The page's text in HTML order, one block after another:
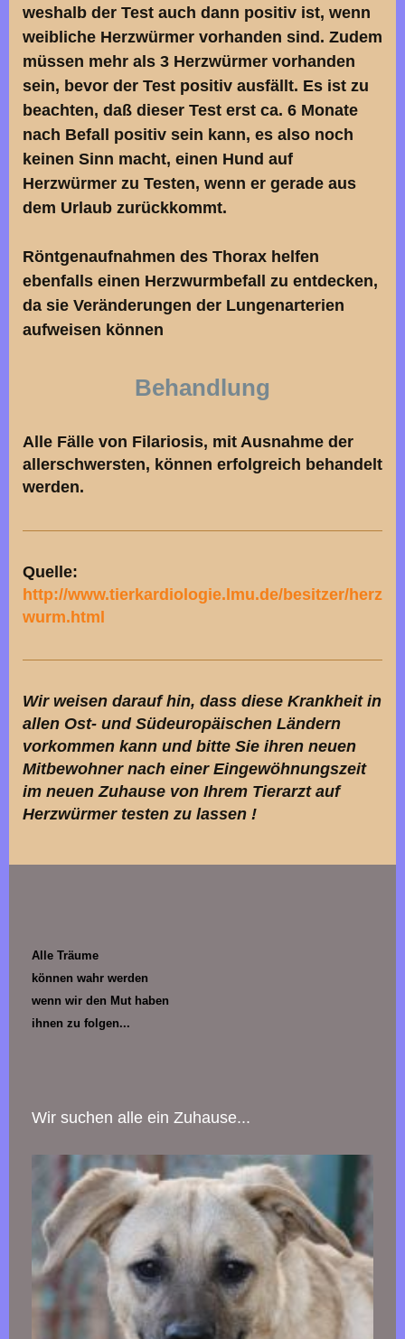
weshalb der Test auch dann positiv ist, wenn
weibliche Herzwürmer vorhanden sind. Zudem
müssen mehr als 3 Herzwürmer vorhanden
sein, bevor der Test positiv ausfällt. Es ist zu
beachten, daß dieser Test erst ca. 6 Monate
nach Befall positiv sein kann, es also noch
keinen Sinn macht, einen Hund auf
Herzwürmer zu Testen, wenn er gerade aus
dem Urlaub zurückkommt.
Röntgenaufnahmen des Thorax helfen
ebenfalls einen Herzwurmbefall zu entdecken,
da sie Veränderungen der Lungenarterien
aufweisen können
Behandlung
Alle Fälle von Filariosis, mit Ausnahme der
allerschwersten, können erfolgreich behandelt
werden.
Quelle:
http://www.tierkardiologie.lmu.de/besitzer/herz
wurm.html
Wir weisen darauf hin, dass diese Krankheit in
allen Ost- und Südeuropäischen Ländern
vorkommen kann und bitte Sie ihren neuen
Mitbewohner nach einer Eingewöhnungszeit
im neuen Zuhause von Ihrem Tierarzt auf
Herzwürmer testen zu lassen !
Alle Träume
können wahr werden
wenn wir den Mut haben
ihnen zu folgen...
Wir suchen alle ein Zuhause...